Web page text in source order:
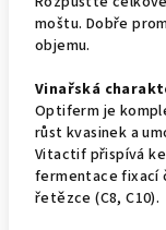
moštu. Dobře
objemu.
Vinařská
Optiferm je
růst kvasinek a
Vitactif přispívá
fermentace fixací
řetězce (C8, C10).